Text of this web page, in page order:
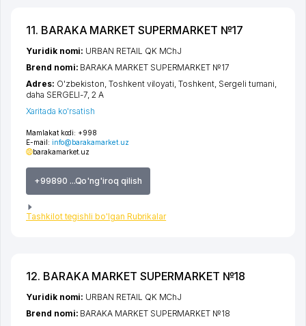
11. BARAKA MARKET SUPERMARKET №17
Mamlakat kodi: +998
E-mail: info@barakamarket.uz
barakamarket.uz
+99890 ...Qo'ng'iroq qilish
Tashkilot tegishli bo'lgan Rubrikalar
Yuridik nomi: URBAN RETAIL QK MChJ
Brend nomi: BARAKA MARKET SUPERMARKET №17
Adres: O'zbekiston,Toshkent viloyati,Toshkent, Sergeli tumani,
daha SERGELI-7, 2 A
Xaritada ko'rsatish
12. BARAKA MARKET SUPERMARKET №18
Yuridik nomi: URBAN RETAIL QK MChJ
Brend nomi: BARAKA MARKET SUPERMARKET №18